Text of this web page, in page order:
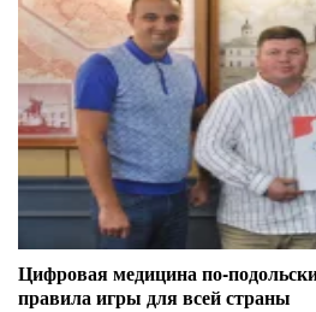
Цифровая медицина по-
правила игры для всей страны